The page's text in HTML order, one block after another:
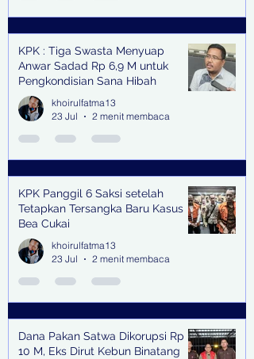
KPK : Tiga Swasta Menyuap
Anwar Sadad Rp 6,9 M untuk
Pengkondisian Sana Hibah
khoirulfatma13
23 Jul
2 menit membaca
KPK Panggil 6 Saksi setelah
Tetapkan Tersangka Baru Kasus
Bea Cukai
khoirulfatma13
23 Jul
2 menit membaca
Dana Pakan Satwa Dikorupsi Rp
10 M, Eks Dirut Kebun Binatang